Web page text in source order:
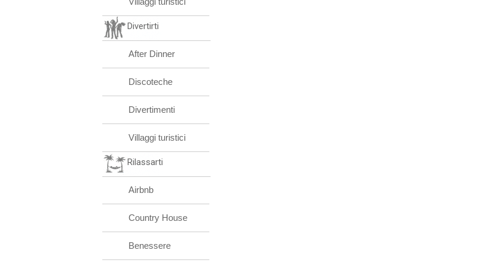
Divertirti
After Dinner
Discoteche
Divertimenti
Villaggi turistici
Rilassarti
Airbnb
Country House
Benessere